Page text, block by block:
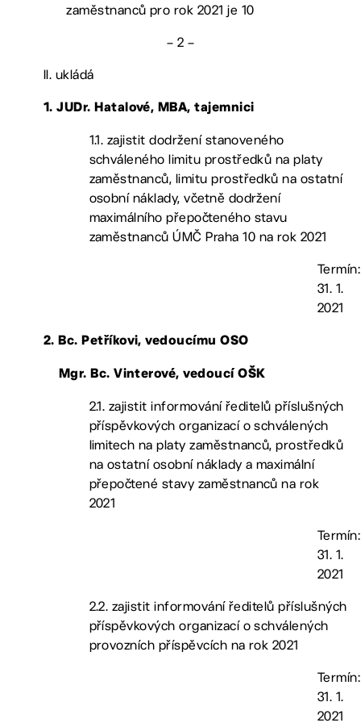
zaměstnanců pro rok 2021 je 10
– 2 –
II. ukládá
1. JUDr. Hatalové, MBA, tajemnici
1.1. zajistit dodržení stanoveného
schváleného limitu prostředků na platy
zaměstnanců, limitu prostředků na ostatní
osobní náklady, včetně dodržení
maximálního přepočteného stavu
zaměstnanců ÚMČ Praha 10 na rok 2021
Termín:
31. 1.
2021
2. Bc. Petříkovi, vedoucímu OSO
Mgr. Bc. Vinterové, vedoucí OŠK
2.1. zajistit informování ředitelů příslušných
příspěvkových organizací o schválených
limitech na platy zaměstnanců, prostředků
na ostatní osobní náklady a maximální
přepočtené stavy zaměstnanců na rok
2021
Termín:
31. 1.
2021
2.2. zajistit informování ředitelů příslušných
příspěvkových organizací o schválených
provozních příspěvcích na rok 2021
Termín:
31. 1.
2021